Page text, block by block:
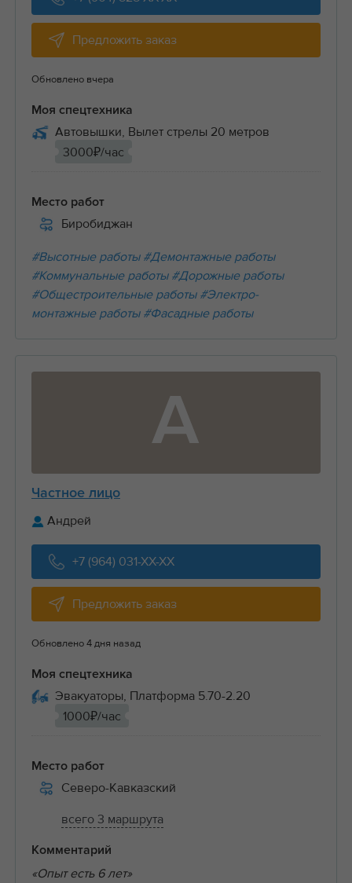
Предложить заказ
Обновлено вчера
Моя спецтехника
Автовышки, Вылет стрелы 20 метров
3000₽/час
Место работ
Биробиджан
#Высотные работы #Демонтажные работы
#Коммунальные работы #Дорожные работы
#Общестроительные работы #Электро-
монтажные работы #Фасадные работы
А
Частное лицо
Андрей
+7 (964) 031-XX-XX
Предложить заказ
Обновлено 4 дня назад
Моя спецтехника
Эвакуаторы, Платформа 5.70-2.20
1000₽/час
Место работ
Северо-Кавказский
всего 3 маршрута
Комментарий
«Опыт есть 6 лет»